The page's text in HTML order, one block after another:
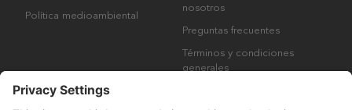
Política medioambiental
nosotros
Preguntas frecuentes
Términos y condiciones
generales